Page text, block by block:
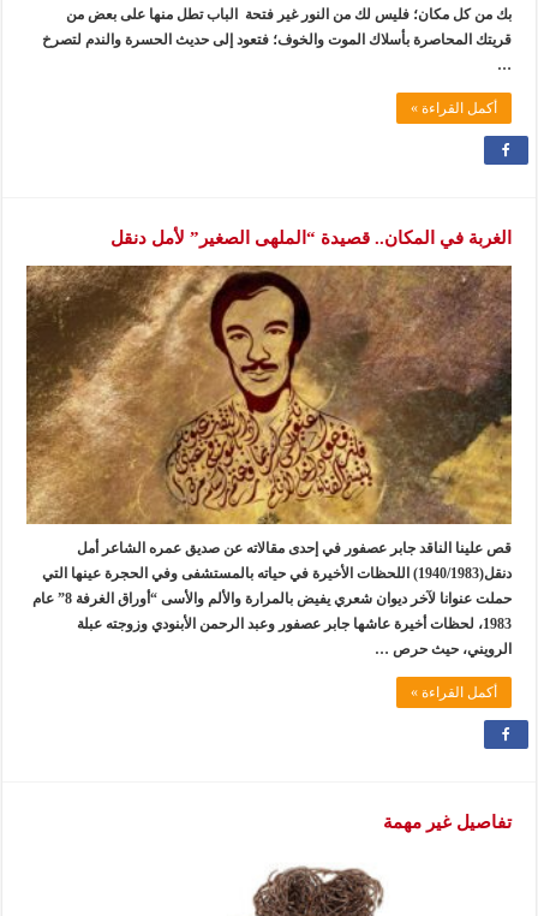
بك من كل مكان؛ فليس لك من النور غير فتحة الباب تطل منها على بعض من
قريتك المحاصرة بأسلاك الموت والخوف؛ فتعود إلى حديث الحسرة والندم لتصرخ
…
أكمل القراءة »
الغربة في المكان.. قصيدة “الملهى الصغير” لأمل دنقل
قص علينا الناقد جابر عصفور في إحدى مقالاته عن صديق عمره الشاعر أمل
دنقل(1940/1983) اللحظات الأخيرة في حياته بالمستشفى وفي الحجرة عينها التي
حملت عنوانا لآخر ديوان شعري يفيض بالمرارة والألم والأسى “أوراق الغرفة 8” عام
1983، لحظات أخيرة عاشها جابر عصفور وعبد الرحمن الأبنودي وزوجته عبلة
الرويني، حيث حرص …
أكمل القراءة »
تفاصيل غير مهمة